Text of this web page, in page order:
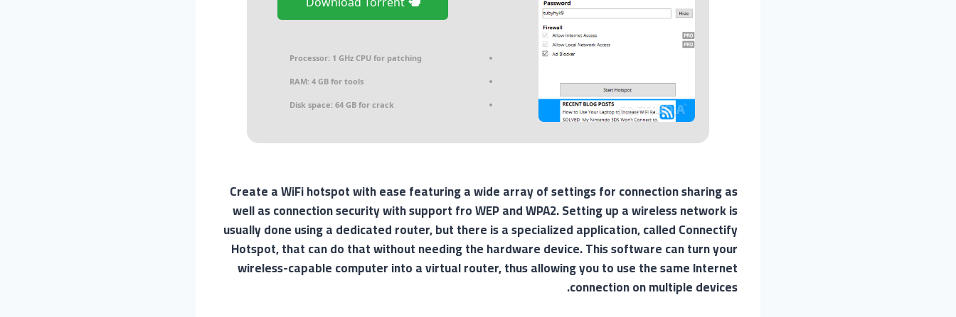
Processor: 1 GHz CPU for patching
RAM: 4 GB for tools
Disk space: 64 GB for crack
Create a WiFi hotspot with ease featuring a wide array of settings for connection sharing as
well as connection security with support fro WEP and WPA2. Setting up a wireless network is
usually done using a dedicated router, but there is a specialized application, called Connectify
Hotspot, that can do that without needing the hardware device. This software can turn your
wireless-capable computer into a virtual router, thus allowing you to use the same Internet
connection on multiple devices.